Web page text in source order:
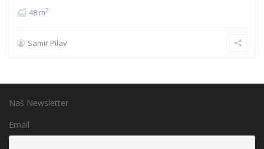
48 m2
Samir Pilav
Naš Newsletter
Email